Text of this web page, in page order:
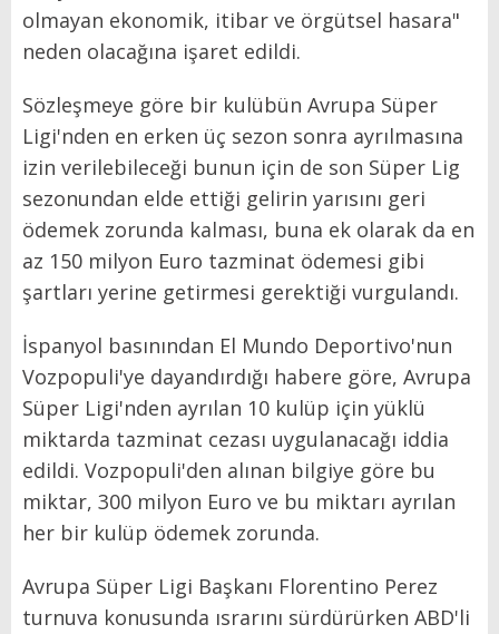
olmayan ekonomik, itibar ve örgütsel hasara"
neden olacağına işaret edildi.
Sözleşmeye göre bir kulübün Avrupa Süper
Ligi'nden en erken üç sezon sonra ayrılmasına
izin verilebileceği bunun için de son Süper Lig
sezonundan elde ettiği gelirin yarısını geri
ödemek zorunda kalması, buna ek olarak da en
az 150 milyon Euro tazminat ödemesi gibi
şartları yerine getirmesi gerektiği vurgulandı.
İspanyol basınından El Mundo Deportivo'nun
Vozpopuli'ye dayandırdığı habere göre, Avrupa
Süper Ligi'nden ayrılan 10 kulüp için yüklü
miktarda tazminat cezası uygulanacağı iddia
edildi. Vozpopuli'den alınan bilgiye göre bu
miktar, 300 milyon Euro ve bu miktarı ayrılan
her bir kulüp ödemek zorunda.
Avrupa Süper Ligi Başkanı Florentino Perez
turnuva konusunda ısrarını sürdürürken ABD'li